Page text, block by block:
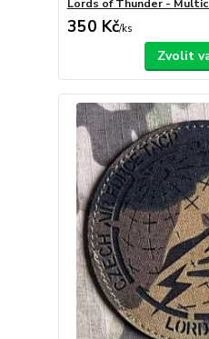
Lords of Thunder -
350 Kč/ks
Zvolit